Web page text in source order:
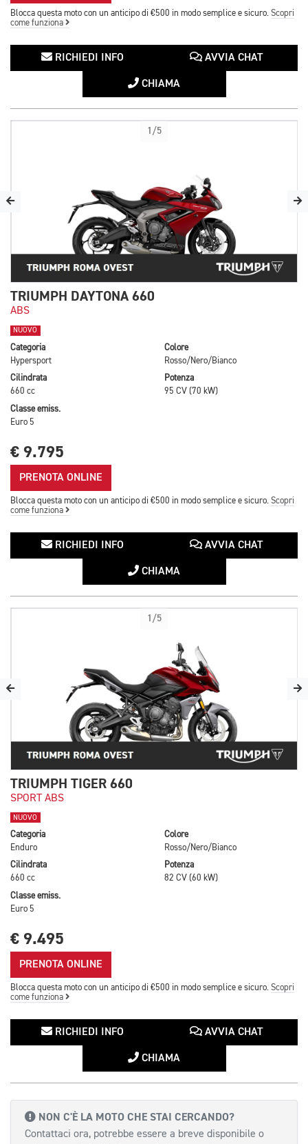
Blocca questa moto con un anticipo di €500 in modo semplice e sicuro. Scopri
come funziona
RICHIEDI INFO AVVIA CHAT
CHIAMA
1/5
TRIUMPH DAYTONA 660
ABS
NUOVO
Categoria
Hypersport
Colore
Rosso/Nero/Bianco
Cilindrata
660 cc
Potenza
95 CV (70 kW)
Classe emiss.
Euro 5
€ 9.795
PRENOTA ONLINE
Blocca questa moto con un anticipo di €500 in modo semplice e sicuro. Scopri
come funziona
RICHIEDI INFO AVVIA CHAT
CHIAMA
1/5
TRIUMPH TIGER 660
SPORT ABS
NUOVO
Categoria
Enduro
Colore
Rosso/Nero/Bianco
Cilindrata
660 cc
Potenza
82 CV (60 kW)
Classe emiss.
Euro 5
€ 9.495
PRENOTA ONLINE
Blocca questa moto con un anticipo di €500 in modo semplice e sicuro. Scopri
come funziona
RICHIEDI INFO AVVIA CHAT
CHIAMA
NON C'È LA MOTO CHE STAI CERCANDO?
Contattaci ora, potrebbe essere a breve disponibile o